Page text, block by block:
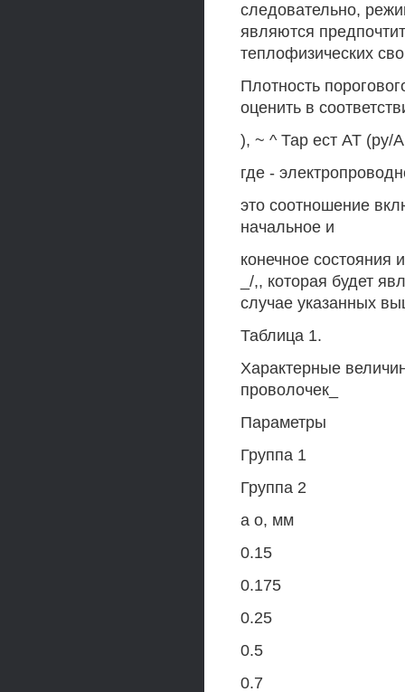
следовательно,
являются
теплофизических
Плотность
оценить в
), ~ ^ Тар ест АТ (ру/
где -
это соотношение
начальное и
конечное состояния
_/,, которая будет
случае указанных
Таблица 1.
Характерные
проволочек_
Параметры
Группа 1
Группа 2
а о, мм
0.15
0.175
0.25
0.5
0.7